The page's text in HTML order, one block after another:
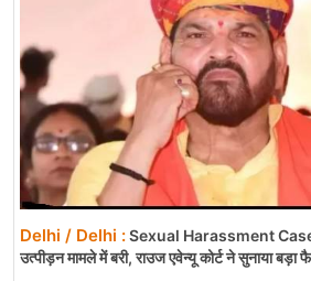
Delhi / Delhi :Sexual Harassment
उत्पीड़न मामले में बरी, राउज एवेन्यू कोर्ट ने सुनाया बड़ा